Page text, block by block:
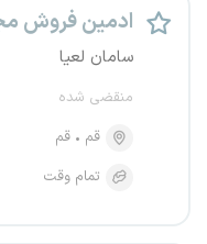
ادمین فروش
سامان لعیا
منقضی شده
قم
قم
تمام وقت